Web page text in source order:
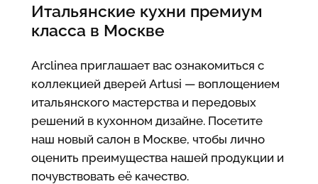
Итальянские кухни премиум
класса в Москве
Arclinea приглашает вас ознакомиться с
коллекцией дверей Artusi — воплощением
итальянского мастерства и передовых
решений в кухонном дизайне. Посетите
наш новый салон в Москве, чтобы лично
оценить преимущества нашей продукции и
почувствовать её качество.